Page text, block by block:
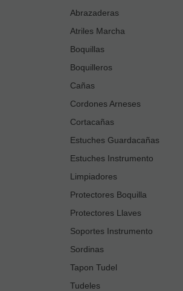
Abrazaderas
Atriles Marcha
Boquillas
Boquilleros
Cañas
Cordones Arneses
Cortacañas
Estuches Guardacañas
Estuches Instrumento
Limpiadores
Protectores Boquilla
Protectores Llaves
Soportes Instrumento
Sordinas
Tapon Tudel
Tudeles